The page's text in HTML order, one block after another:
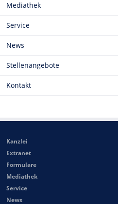
Mediathek
Service
News
Stellenangebote
Kontakt
Kanzlei
Extranet
Formulare
Mediathek
Service
News